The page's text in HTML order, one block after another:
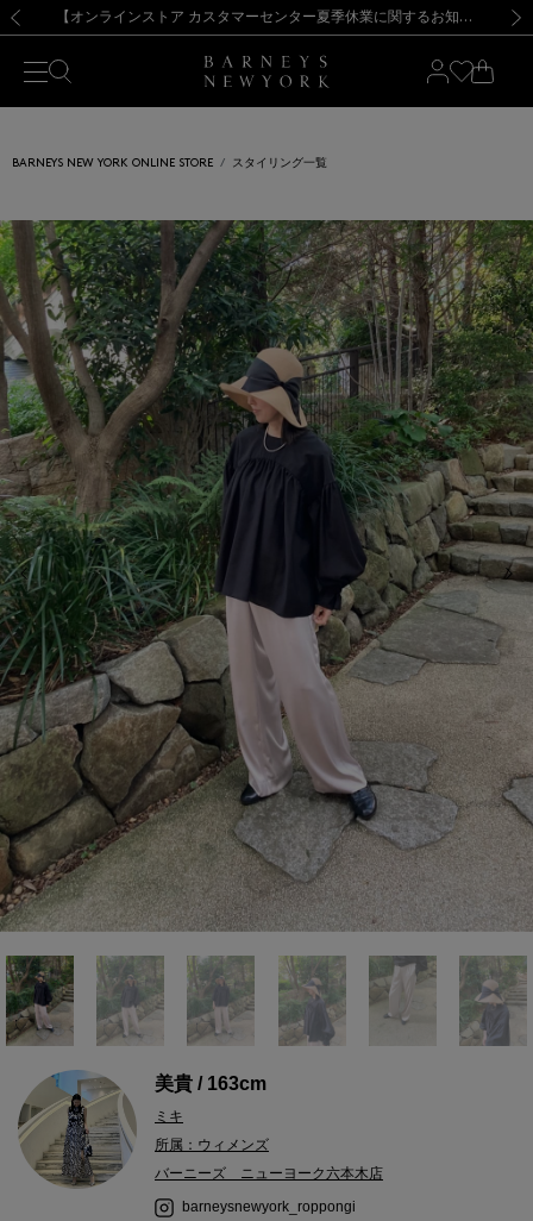
新規登録のお客様も対象！＜MY BARNEYS＞会員のお客様は11,000円（税込）以上のお買上げで常時送料無料！お買い物の際は会員登録を！
【夏季休業に伴う出荷一時停止のお知らせ】(2026.8.7) 【オンラインストア カスタマーセンター夏季休業に関するお知らせ】（2026.8.7）
【夏季休業に伴う返品・交換承り一時停止のお知らせ】（2026.8.5）
熊本県を中心とした地震の影響によるお荷物のお届けについて
【開催中】SUMMER SALEのご案内・ご注意事項 新規登録のお客様も対象！＜MY BARNEYS＞会員のお客様は11,000円（税込）以上のお買上げで常時送料無料！お買い物の際は会員登録を！
【夏季休業に伴う出荷一時停止のお知らせ】(2026.8.7)
BARNEYS NEW YORK ONLINE STORE スタイリング一覧
前の画像 次
美貴 / 163cm
ミキ
所属：ウィメンズ
バーニーズ ニューヨーク六本木店
barneysnewyork_roppongi